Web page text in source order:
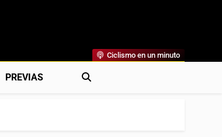
Y Más. La Web Ciclista De Referencia.
Ciclismo en un minuto
PREVIAS